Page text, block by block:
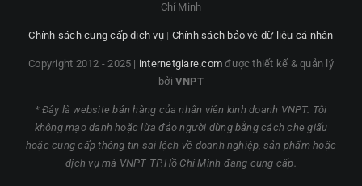
Chí Minh
Chính sách cung cấp dịch vụ| Chính sách bảo vệ dữ liệu cá nhân
Copyright 2012 - 2025 | internetgiare.com được thiết kế & quản lý
bởi VNPT
* Đây là website bán hàng của nhân viên kinh doanh VNPT. Tôi
không mạo danh hoặc lừa đảo người dùng bằng cách che giấu
hoặc cung cấp thông tin sai lệch về doanh nghiệp, sản phẩm hoặc
dịch vụ mà VNPT TP.Hồ Chí Minh đang cung cấp.